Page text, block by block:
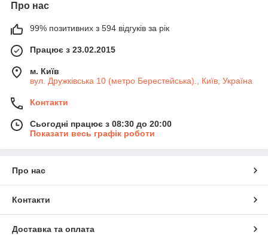
Про нас
99% позитивних з 594 відгуків за рік
Працює з 23.02.2015
м. Київ
вул. Дружківська 10 (метро Берестейська)., Київ, Україна
Контакти
Сьогодні працює з 08:30 до 20:00
Показати весь графік роботи
Про нас
Контакти
Доставка та оплата